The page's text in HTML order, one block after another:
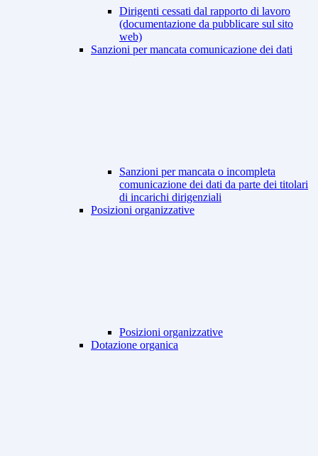
Dirigenti cessati dal rapporto di lavoro
(documentazione da pubblicare sul sito
web)
Sanzioni per mancata comunicazione dei dati
Sanzioni per mancata o incompleta
comunicazione dei dati da parte dei titolari
di incarichi dirigenziali
Posizioni organizzative
Posizioni organizzative
Dotazione organica